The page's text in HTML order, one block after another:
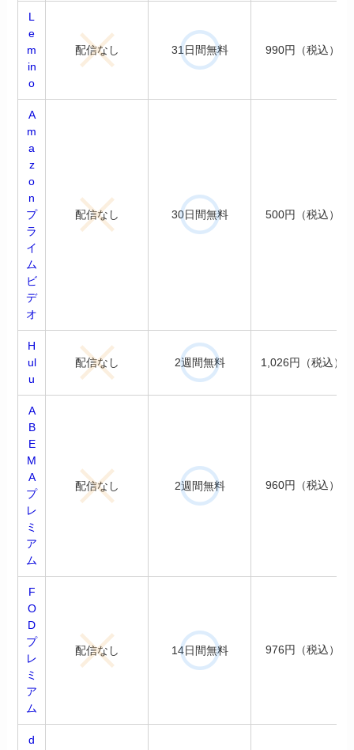
L
e
m
in
o
配信なし 31日間無料 990円（税込）
A
m
a
z
o
n
プ
ラ
イ
ム
ビ
デ
オ
配信なし 30日間無料 500円（税込）
H
ul
u
配信なし 2週間無料 1,026円（税込）
A
B
E
M
A
プ
レ
ミ
ア
ム
配信なし 2週間無料 960円（税込）
F
O
D
プ
レ
ミ
ア
ム
配信なし 14日間無料 976円（税込）
d